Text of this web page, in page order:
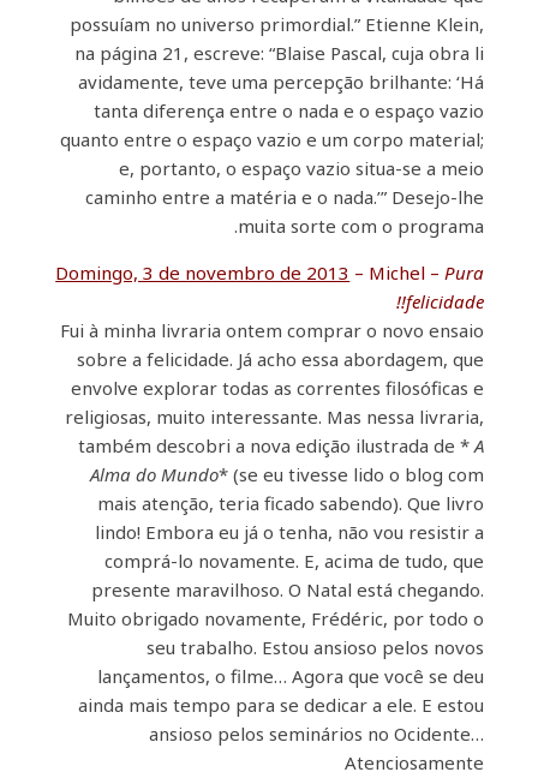
possuíam no universo primordial.” Etienne Klein,
na página 21, escreve: “Blaise Pascal, cuja obra li
avidamente, teve uma percepção brilhante: ‘Há
tanta diferença entre o nada e o espaço vazio
quanto entre o espaço vazio e um corpo material;
e, portanto, o espaço vazio situa-se a meio
caminho entre a matéria e o nada.’” Desejo-lhe
muita sorte com o programa.
Domingo, 3 de novembro de 2013 – Michel –Pura
felicidade!!
Fui à minha livraria ontem comprar o novo ensaio
sobre a felicidade. Já acho essa abordagem, que
envolve explorar todas as correntes filosóficas e
religiosas, muito interessante. Mas nessa livraria,
também descobri a nova edição ilustrada de *A
Alma do Mundo* (se eu tivesse lido o blog com
mais atenção, teria ficado sabendo). Que livro
lindo! Embora eu já o tenha, não vou resistir a
comprá-lo novamente. E, acima de tudo, que
presente maravilhoso. O Natal está chegando.
Muito obrigado novamente, Frédéric, por todo o
seu trabalho. Estou ansioso pelos novos
lançamentos, o filme… Agora que você se deu
ainda mais tempo para se dedicar a ele. E estou
ansioso pelos seminários no Ocidente…
Atenciosamente